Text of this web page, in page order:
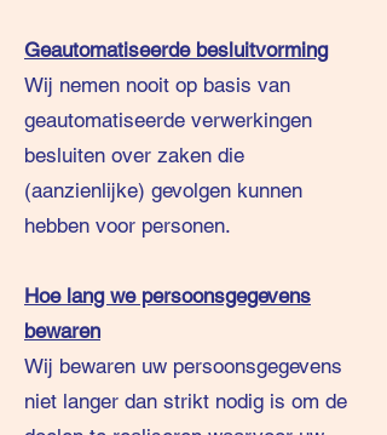
Geautomatiseerde besluitvorming
Wij nemen nooit op basis van
geautomatiseerde verwerkingen
besluiten over zaken die
(aanzienlijke) gevolgen kunnen
hebben voor personen.
Hoe lang we persoonsgegevens
bewaren
Wij bewaren uw persoonsgegevens
niet langer dan strikt nodig is om de